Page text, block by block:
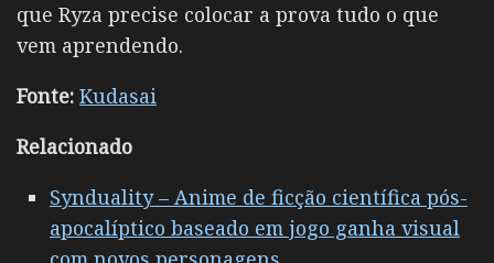
que Ryza precise colocar a prova tudo o que
vem aprendendo.
Fonte: Kudasai
Relacionado
Synduality – Anime de ficção científica pós-
apocalíptico baseado em jogo ganha visual